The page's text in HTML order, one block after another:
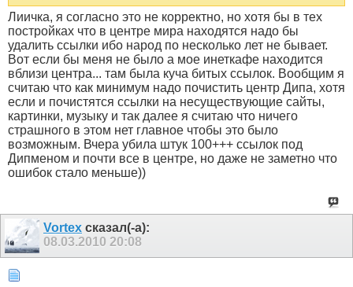
Лиичка, я согласно это не корректно, но хотя бы в тех
постройках что в центре мира находятся надо бы
удалить ссылки ибо народ по несколько лет не бывает.
Вот если бы меня не было а мое инеткафе находится
вблизи центра... там была куча битых ссылок. Вообщим я
считаю что как минимум надо почистить центр Дипа, хотя
если и почистятся ссылки на несуществующие сайты,
картинки, музыку и так далее я считаю что ничего
страшного в этом нет главное чтобы это было
возможным. Вчера убила штук 100+++ ссылок под
Дипменом и почти все в центре, но даже не заметно что
ошибок стало меньше))
Vortex сказал(-а):
08.03.2010 20:08